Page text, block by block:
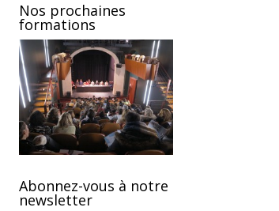
Nos prochaines
formations
Abonnez-vous à notre
newsletter